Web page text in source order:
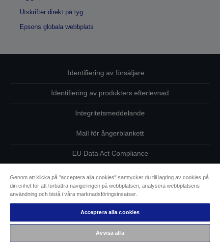
Utskrifter direkt på tyg
Epsons globala webbplats
Identifiering av försäljare
Identifiering av produkters efterlevnad
Integritetsmeddelande
Mall för ångerblankett
EU Data Act Compliance
Kontakta oss angående dina uppgifter
Information om cookies
Epsons åtagande avseende tillgänglighet
Copyright © 2026 Seiko Epson
Genom att klicka på "acceptera alla cookies" samtycker du till lagring av cookies på
din enhet för att förbättra navigeringen på webbplatsen, analysera webbplatsens
användning och bistå i våra marknadsföringsinsatser.
Acceptera alla cookies
Avvisa alla